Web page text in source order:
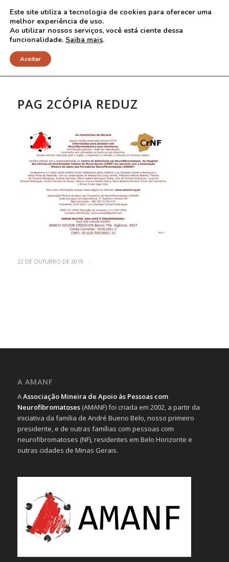
NOTÍCIAS
PAG 2CÓPIA REDUZ
22 DE OUTUBRO DE 2019 /
A AMANF
AAssociação Mineira de Apoio às Pessoas com
Neurofibromatoses(AMANF) foi criada em 2002, a partir da
iniciativa da família de André Bueno Belo, nosso primeiro
presidente, e de outras famílias com pessoas com
neurofibromatoses (NF), residentes em Belo Horizonte e
outras cidades de Minas Gerais.
Este site utiliza a tecnologia de cookies para oferecer uma
melhor experiência de uso.
Ao utilizar nossos serviços, você está ciente dessa
funcionalidade. Saiba mais.
Aceitar